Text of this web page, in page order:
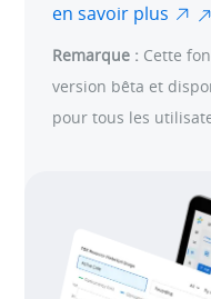
en savoir plus
Remarque : Cette
version bêta et
pour tous les